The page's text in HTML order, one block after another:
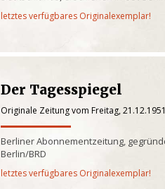
letztes verfügbares Originalexemplar!
Der Tagesspiegel
Originale Zeitung vom Freitag, 21.12.1951
Berliner Abonnementzeitung,
Berlin/BRD
letztes verfügbares Originalexemplar!